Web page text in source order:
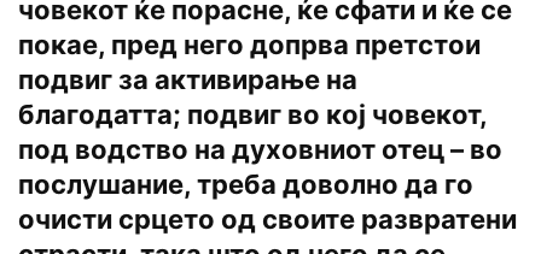
човекот ќе порасне, ќе сфати и ќе се
покае, пред него допрва претстои
подвиг за активирање на
благодатта; подвиг во кој човекот,
под водство на духовниот отец – во
послушание, треба доволно да го
очисти срцето од своите развратени